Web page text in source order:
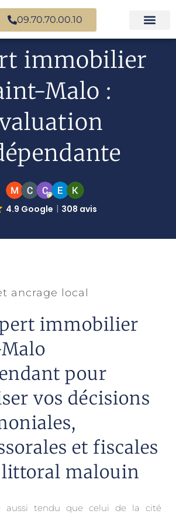
09.70.70.00.10
immobilier
Malo :
4.9 Google 308 avis
ancrage local
immobilier
pour
vos décisions
et fiscales
littoral malouin
aussi tendu que celui de la cité